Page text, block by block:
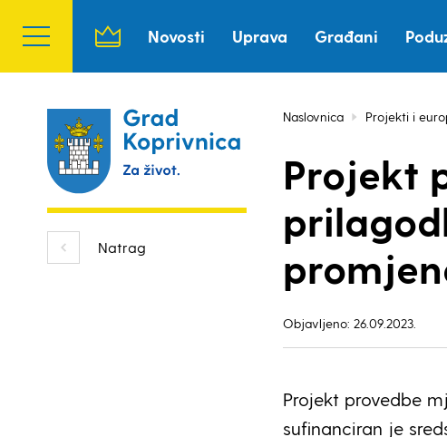
Novosti Uprava Građani
Natrag
Naslovnica Projekti i
Projekt
Objavljeno: 26.09.2023.
Projekt provedbe
sufinanciran je